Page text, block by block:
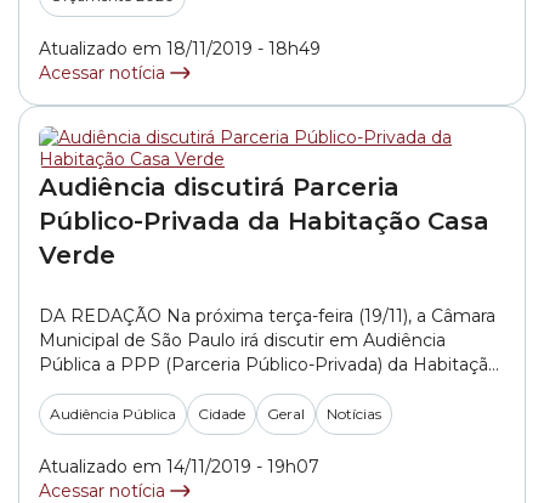
Atualizado em 18/11/2019 - 18h49
Acessar notícia
Audiência discutirá Parceria
Público-Privada da Habitação Casa
Verde
DA REDAÇÃO Na próxima terça-feira (19/11), a Câmara
Municipal de São Paulo irá discutir em Audiência
Pública a PPP (Parceria Público-Privada) da Habitação
Casa Verde – Córrego do Bispo. O debate será
promovido pela Comissão de Política Urbana,
Metropolitana e Meio Ambiente. O requerimento da
Audiência Pública foi feito pelo vereador José Police
Neto (PSD).... »
Audiência Pública Cidade Geral Notícias
Atualizado em 14/11/2019 - 19h07
Acessar notícia